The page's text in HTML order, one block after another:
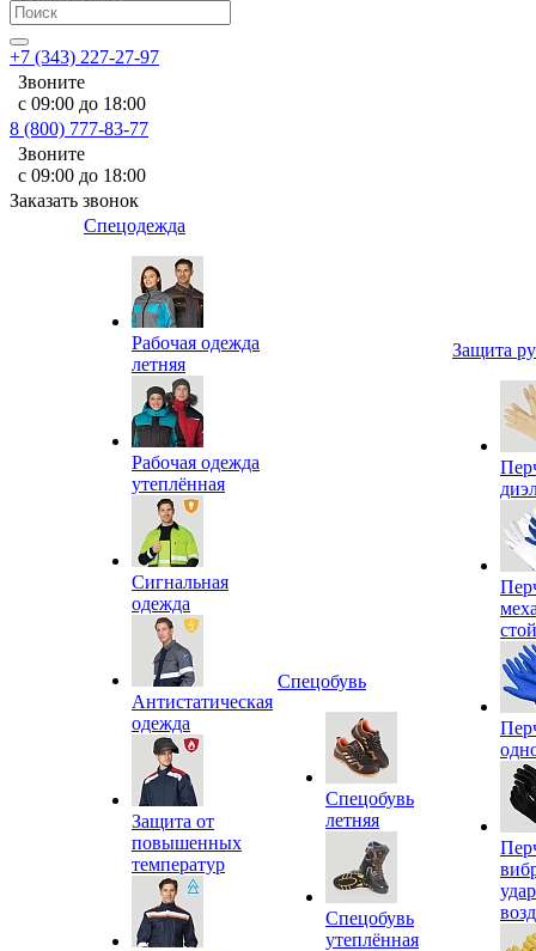
+7 (343) 227-27-97
Звоните
с 09:00 до 18:00
8 (800) 777-83-77
Звоните
с 09:00 до 18:00
Заказать звонок
Спецодежда
Рабочая одежда
летняя
Рабочая одежда
утеплённая
Сигнальная
одежда
Антистатическая
одежда
Защита от
повышенных
температур
Спецобувь
Спецобувь
летняя
Спецобувь
утеплённая
Защита